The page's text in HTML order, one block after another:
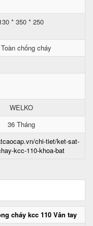
* 350 * 250
chống cháy
WELKO
36 Tháng
chi-tiet/ket-sat-
kcc-110-khoa-bat
cháy kcc 110 Vân tay